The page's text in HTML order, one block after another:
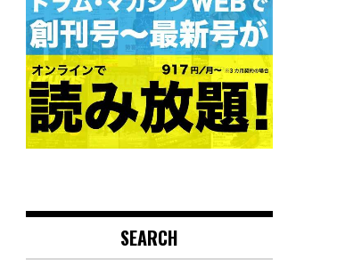
SEARCH